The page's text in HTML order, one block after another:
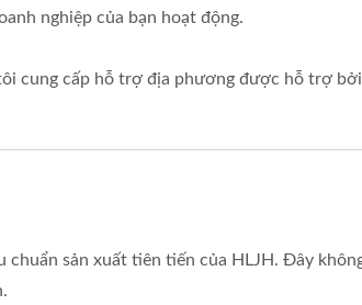
nghiệp của bạn hoạt động.
cung cấp hỗ trợ địa phương được hỗ trợ
sản xuất tiên tiến của HLJH. Đây